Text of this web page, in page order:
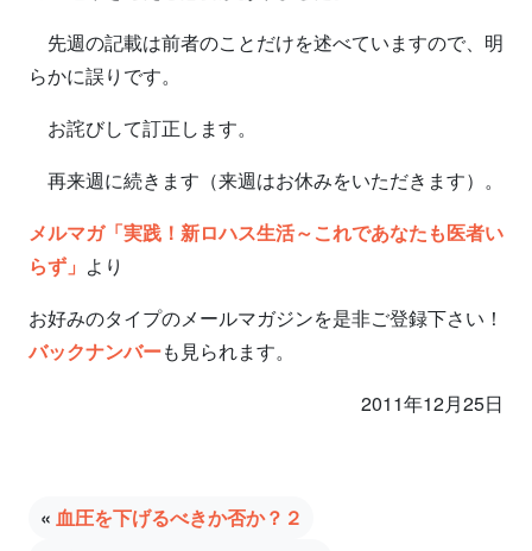
先週の記載は前者のことだけを述べていますので、明
らかに誤りです。
お詫びして訂正します。
再来週に続きます（来週はお休みをいただきます）。
メルマガ「実践！新ロハス生活～これであなたも医者い
らず」 より
お好みのタイプのメールマガジンを是非ご登録下さい！
バックナンバーも見られます。
2011年12月25日
« 血圧を下げるべきか否か？２